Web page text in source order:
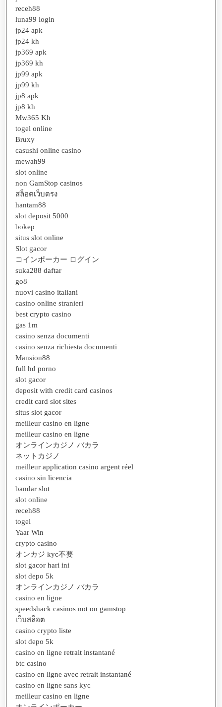
receh88
luna99 login
jp24 apk
jp24 kh
jp369 apk
jp369 kh
jp99 apk
jp99 kh
jp8 apk
jp8 kh
Mw365 Kh
togel online
Bruxy
casushi online casino
mewah99
slot online
non GamStop casinos
สล็อตเว็บตรง
hantam88
slot deposit 5000
bokep
situs slot online
Slot gacor
コインポーカー ログイン
suka288 daftar
go8
nuovi casino italiani
casino online stranieri
best crypto casino
gas 1m
casino senza documenti
casino senza richiesta documenti
Mansion88
full hd porno
slot gacor
deposit with credit card casinos
credit card slot sites
situs slot gacor
meilleur casino en ligne
meilleur casino en ligne
オンラインカジノ バカラ
ネットカジノ
meilleur application casino argent réel
casino sin licencia
bandar slot
slot online
receh88
togel
Yaar Win
crypto casino
オンカジ kyc不要
slot gacor hari ini
slot depo 5k
オンラインカジノ バカラ
casino en ligne
speedshack casinos not on gamstop
เว็บสล็อต
casino crypto liste
slot depo 5k
casino en ligne retrait instantané
btc casino
casino en ligne avec retrait instantané
casino en ligne sans kyc
meilleur casino en ligne